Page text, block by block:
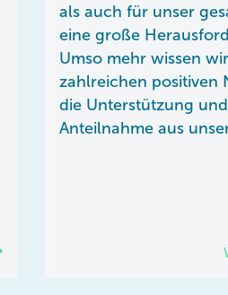
als auch für unser
eine große
Umso mehr wissen
zahlreichen positiven
die Unterstützung
Anteilnahme aus